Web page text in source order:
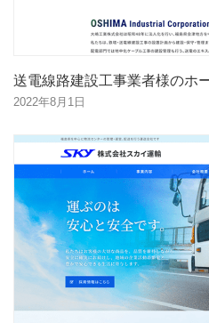
送電線路建設工事業者様のホ
2022年8月1日